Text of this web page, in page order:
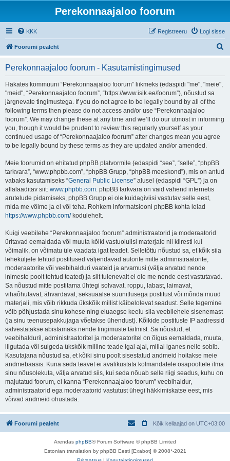
Perekonnaajaloo foorum
KKK Logi sisse
Registreeru
Foorumi pealeht
Perekonnaajaloo foorum - Kasutamistingimused
Hakates kommuuni “Perekonnaajaloo foorum” liikmeks (edaspidi "me", "meie",
"meid", “Perekonnaajaloo foorum”, “https://www.isik.ee/foorum”), nõustud sa
järgnevate tingimustega. If you do not agree to be legally bound by all of the
following terms then please do not access and/or use “Perekonnaajaloo
foorum”. We may change these at any time and we’ll do our utmost in informing
you, though it would be prudent to review this regularly yourself as your
continued usage of “Perekonnaajaloo foorum” after changes mean you agree
to be legally bound by these terms as they are updated and/or amended.
Meie foorumid on ehitatud phpBB platvormile (edaspidi “see”, “selle”, “phpBB
tarkvara”, “www.phpbb.com”, “phpBB Grupp, “phpBB meeskond”), mis on antud
vabaks kasutamiseks “General Public License” alusel (edaspidi “GPL”) ja on
allalaaditav siit: www.phpbb.com. phpBB tarkvara on vaid vahend internetis
arutelude pidamiseks, phpBB Grupp ei ole kuidagiviisi vastutav selle eest,
mida me võime ja ei või teha. Rohkem informatsiooni phpBB kohta leiad
https://www.phpbb.com/kodulehelt.
Kuigi veebilehe “Perekonnaajaloo foorum” administraatorid ja moderaatorid
üritavad eemaldada või muuta kõiki vastuolulisi materjale nii kiiresti kui
võimalik, on võimatu üle vaadata igat teadet. Selletõttu nõustud sa, et kõik siia
leheküljele tehtud postitused väljendavad autorite mitte administraatorite,
moderaatorite või veebihalduri vaateid ja arvamusi (välja arvatud nende
inimeste poolt tehtud teated) ja siit tulenevalt ei ole me nende eest vastutavad.
Sa nõustud mitte postitama ühtegi solvavat, roppu, labast, laimavat,
vihaõhutavat, ähvardavat, seksuaalse suunitlusega postitust või mõnda muud
materjali, mis võib rikkuda ükskõik millist käibelolevat seadust. Selle tegemine
võib põhjustada sinu kohese ning eluaegse keelu siia veebilehele sisenemast
(ja sinu teenusepakkujaga võetakse ühendust). Kõikide postituste IP aadressid
salvestatakse abistamaks nende tingimuste täitmist. Sa nõustud, et
veebihalduril, administraatoritel ja moderaatoritel on õigus eemaldada, muuta,
liigutada või sulgeda ükskõik milline teade igal ajal, millal iganes neile sobib.
Kasutajana nõustud sa, et kõiki sinu poolt sisestatud andmeid hoitakse meie
andmebaasis. Kuna seda teavet ei avalikustata kolmandatele osapooltele ilma
sinu nõusolekuta, välja arvatud siis, kui seda nõuab selle riigi seadus, kuhu on
majutatud foorum, ei kanna “Perekonnaajaloo foorum” veebihaldur,
administraatorid ega moderaatorid vastutust ühegi häkkimiskatse eest, mis
võivad andmeid ohustada.
Foorumi pealeht Kõik kellaajad on UTC+03:00
Arendas phpBB® Forum Software © phpBB Limited
Estonian translation by phpBB Eesti [Exabot] © 2008*-2021